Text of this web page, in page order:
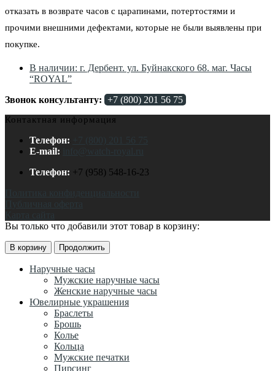
отказать в возврате часов с царапинами, потертостями и
прочими внешними дефектами, которые не были выявлены при
покупке.
В наличии: г. Дербент. ул. Буйнакского 68. маг. Часы
“ROYAL”
Звонок консультанту: +7 (800) 201 56 75
Контактная информация
Телефон:
+7 (800) 201 56 75
E-mail:
Телефон: +7 (958) 548-16-23
Карта сайта
Вы только что добавили этот товар в корзину:
В корзину Продолжить
Наручные часы
Мужские наручные часы
Женские наручные часы
Ювелирные украшения
Браслеты
Брошь
Колье
Кольца
Мужские печатки
Пирсинг